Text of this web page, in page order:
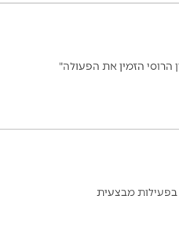
הרוסי הזמין את הפעולה"
בפעילות מבצעית